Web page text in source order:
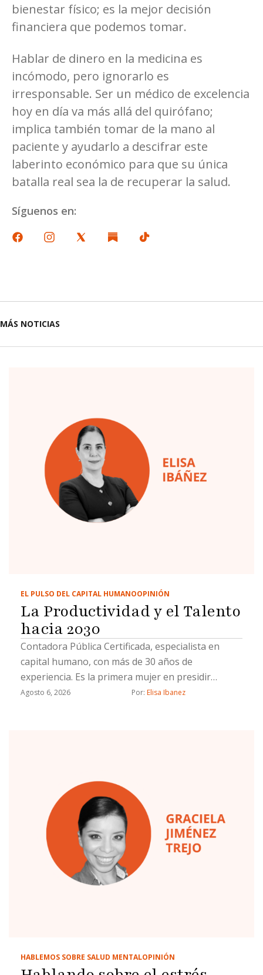
bienestar físico; es la mejor decisión
financiera que podemos tomar.
Hablar de dinero en la medicina es
incómodo, pero ignorarlo es
irresponsable. Ser un médico de excelencia
hoy en día va más allá del quirófano;
implica también tomar de la mano al
paciente y ayudarlo a descifrar este
laberinto económico para que su única
batalla real sea la de recuperar la salud.
Síguenos en:
MÁS NOTICIAS
EL PULSO DEL CAPITAL HUMANOOPINIÓN
La Productividad y el Talento
hacia 2030
Contadora Pública Certificada, especialista en
capital humano, con más de 30 años de
experiencia. Es la primera mujer en presidir
Coparmex Tijuana.
Agosto 6, 2026 Por: Elisa Ibanez
HABLEMOS SOBRE SALUD MENTALOPINIÓN